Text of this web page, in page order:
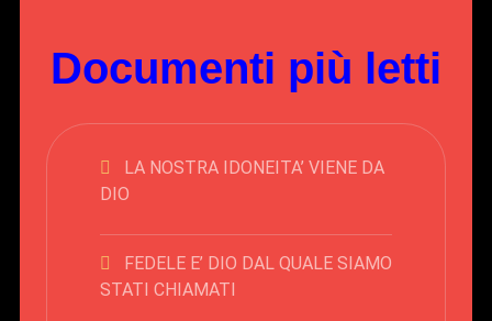
Documenti più letti
LA NOSTRA IDONEITA’ VIENE DA
DIO
FEDELE E’ DIO DAL QUALE SIAMO
STATI CHIAMATI